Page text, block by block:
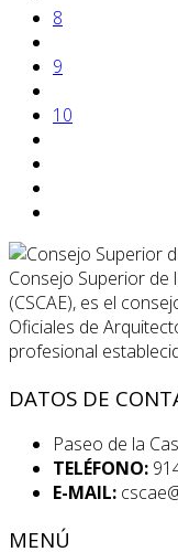
8
9
10
Consejo Superior de
(CSCAE), es el
Oficiales de
profesional
DATOS DE
Paseo de la
TELÉFONO:
E-MAIL:
MENÚ